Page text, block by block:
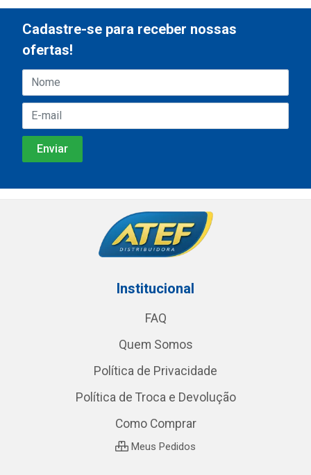
Cadastre-se para receber nossas
ofertas!
Institucional
FAQ
Quem Somos
Política de Privacidade
Política de Troca e Devolução
Como Comprar
Meus Pedidos